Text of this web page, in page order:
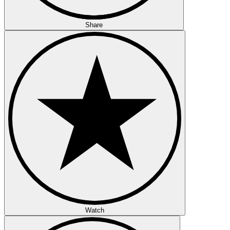
Share
Watch